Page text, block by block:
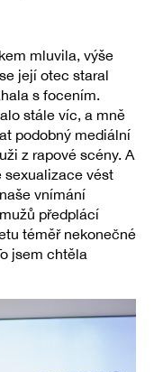
mluvila, výše
její otec staral
s focením.
stále víc, a mně
podobný mediální
z rapové scény. A
sexualizace vést
vnímání
předplácí
téměř nekonečné
jsem chtěla